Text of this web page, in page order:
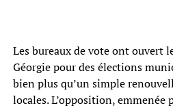
Les bureaux de vote ont ouvert
Géorgie pour des élections
bien plus qu’un simple
locales. L’opposition, emmenée